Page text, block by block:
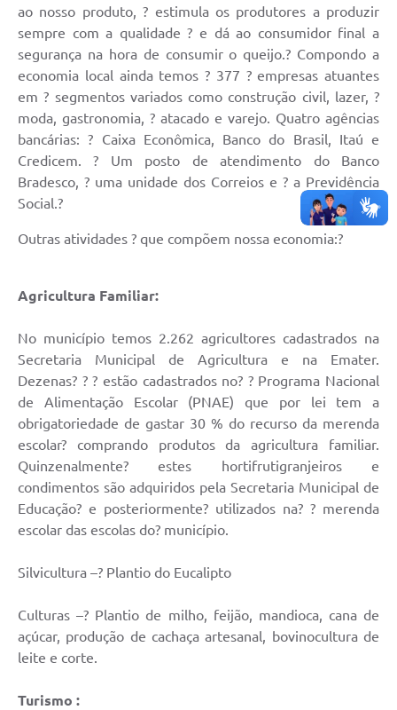
Galeria de Vídeos
Telefones Úteis
Diário Oficial
Contratos, Convênios e Publicações MROSC
Ouvidoria Municipal
Notícias
Município
ao nosso produto, ? estimula os produtores a produzir
sempre com a qualidade ? e dá ao consumidor final a
segurança na hora de consumir o queijo.? Compondo a
economia local ainda temos ? 377 ? empresas atuantes
em ? segmentos variados como construção civil, lazer, ?
moda, gastronomia, ? atacado e varejo. Quatro agências
bancárias: ? Caixa Econômica, Banco do Brasil, Itaú e
Credicem. ? Um posto de atendimento do Banco
Bradesco, ? uma unidade dos Correios e ? a Previdência
Social.?
Outras atividades ? que compõem nossa economia:?
Agricultura Familiar:
No município temos 2.262 agricultores cadastrados na
Secretaria Municipal de Agricultura e na Emater.
Dezenas? ? ? estão cadastrados no? ? Programa Nacional
de Alimentação Escolar (PNAE) que por lei tem a
obrigatoriedade de gastar 30 % do recurso da merenda
escolar? comprando produtos da agricultura familiar.
Quinzenalmente? estes hortifrutigranjeiros e
condimentos são adquiridos pela Secretaria Municipal de
Educação? e posteriormente? utilizados na? ? merenda
escolar das escolas do? município.
Silvicultura –? Plantio do Eucalipto
Culturas –? Plantio de milho, feijão, mandioca, cana de
açúcar, produção de cachaça artesanal, bovinocultura de
leite e corte.
Turismo :